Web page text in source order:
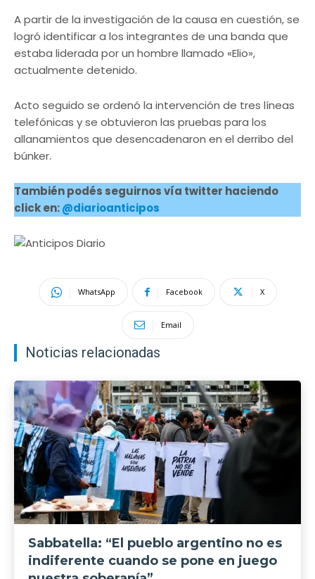
A partir de la investigación de la causa en cuestión, se
logró identificar a los integrantes de una banda que
estaba liderada por un hombre llamado «Elio»,
actualmente detenido.
Acto seguido se ordenó la intervención de tres líneas
telefónicas y se obtuvieron las pruebas para los
allanamientos que desencadenaron en el derribo del
búnker.
También podés seguirnos vía twitter haciendo
click en:@diarioanticipos
WhatsApp Facebook X
Email
Noticias relacionadas
Sabbatella: “El pueblo argentino no es
indiferente cuando se pone en juego